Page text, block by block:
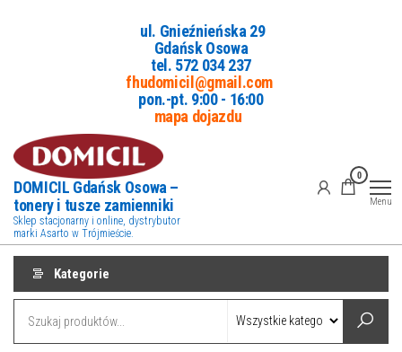
ul. Gnieźnieńska 29
Gdańsk Osowa
tel. 572 034 237
fhudomicil@gmail.com
pon.-pt. 9:00 - 16:00
mapa dojazdu
DOMICIL Gdańsk Osowa –
tonery i tusze zamienniki
Sklep stacjonarny i online, dystrybutor
marki Asarto w Trójmieście.
0
Menu
Kategorie